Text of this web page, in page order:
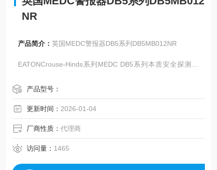
NR
产品简介：英国MEDC警报器DB5系列DB5MB012NR
EATONCrouse-Hinds系列MEDC DB5系列本质安全探测器
上及陆上恶劣环境条件。
MEDC品牌优势在于专注为潜在爆炸性环境及恶劣的工业、
海洋环境提供高品质设备，产品经专业设计研发，符合各类
危险或安全区域的规范与认证，兼具优异性能与安全性，部
分产品采用无腐蚀材质或耐用结构等。
产品型号：
更新时间： 2026-01-04
厂商性质：代理商
访问量： 1465